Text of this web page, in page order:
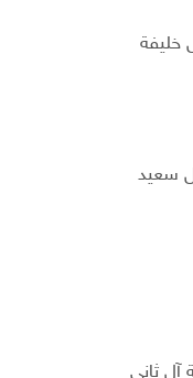
خليفة
سعيد
آل ثاني